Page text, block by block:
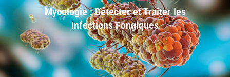
Mycologie : Détecter et Traiter les
Infections Fongiques